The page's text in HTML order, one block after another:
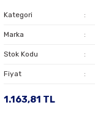
Kategori
Marka
Stok Kodu
Fiyat
1.163,81 TL